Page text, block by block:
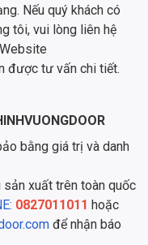
Nếu quý khách có
tôi, vui lòng liên hệ
được tư vấn chi tiết.
bằng giá trị và danh
xuất trên toàn quốc
0827011011 hoặc
để nhận báo